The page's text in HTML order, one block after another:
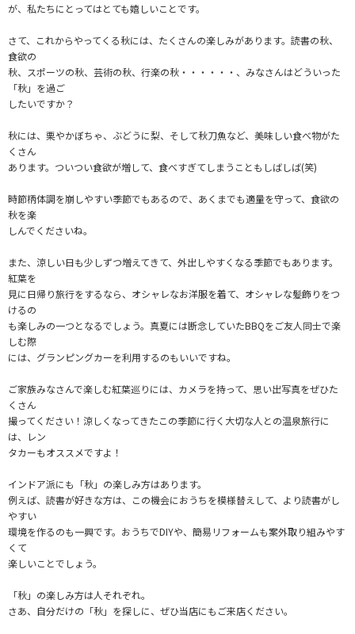
が、私たちにとってはとても嬉しいことです。
さて、これからやってくる秋には、たくさんの楽しみがあります。読書の秋、
食欲の
秋、スポーツの秋、芸術の秋、行楽の秋・・・・・・、みなさんはどういった
「秋」を過ご
したいですか？
秋には、栗やかぼちゃ、ぶどうに梨、そして秋刀魚など、美味しい食べ物がた
くさん
あります。ついつい食欲が増して、食べすぎてしまうこともしばしば(笑)
時節柄体調を崩しやすい季節でもあるので、あくまでも適量を守って、食欲の
秋を楽
しんでくださいね。
また、涼しい日も少しずつ増えてきて、外出しやすくなる季節でもあります。
紅葉を
見に日帰り旅行をするなら、オシャレなお洋服を着て、オシャレな髪飾りをつ
けるの
も楽しみの一つとなるでしょう。真夏には断念していたBBQをご友人同士で楽
しむ際
には、グランピングカーを利用するのもいいですね。
ご家族みなさんで楽しむ紅葉巡りには、カメラを持って、思い出写真をぜひた
くさん
撮ってください！涼しくなってきたこの季節に行く大切な人との温泉旅行に
は、レン
タカーもオススメですよ！
インドア派にも「秋」の楽しみ方はあります。
例えば、読書が好きな方は、この機会におうちを模様替えして、より読書がし
やすい
環境を作るのも一興です。おうちでDIYや、簡易リフォームも案外取り組みやす
くて
楽しいことでしょう。
「秋」の楽しみ方は人それぞれ。
さあ、自分だけの「秋」を探しに、ぜひ当店にもご来店ください。